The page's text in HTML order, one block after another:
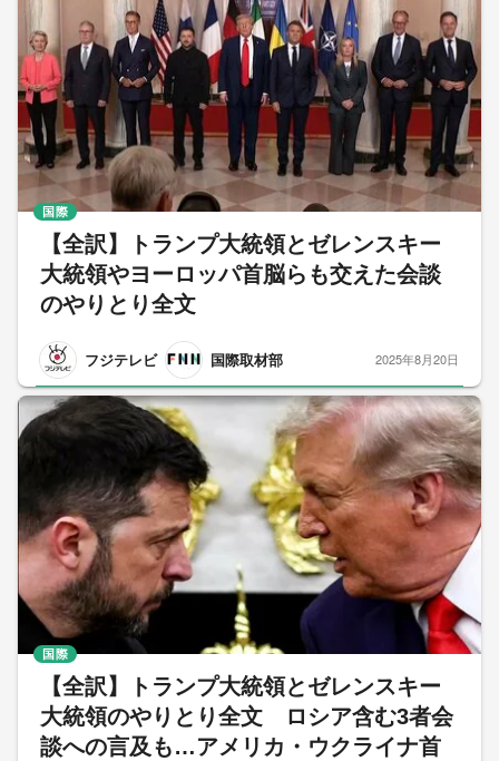
【全訳】トランプ大統領とゼレンスキー
大統領やヨーロッパ首脳らも交えた会談
のやりとり全文
フジテレビ 国際取材部
国際
2025年8月20日
【全訳】トランプ大統領とゼレンスキー
大統領のやりとり全文 ロシア含む3者会
談への言及も…アメリカ・ウクライナ首
国際